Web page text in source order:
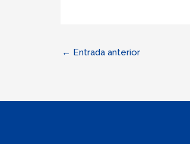
← Entrada anterior